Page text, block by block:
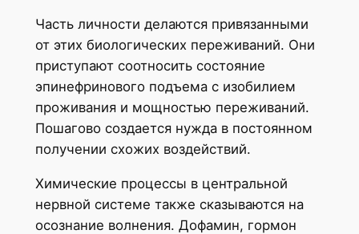
Часть личности делаются привязанными
от этих биологических переживаний. Они
приступают соотносить состояние
эпинефринового подъема с изобилием
проживания и мощностью переживаний.
Пошагово создается нужда в постоянном
получении схожих воздействий.
Химические процессы в центральной
нервной системе также сказываются на
осознание волнения. Дофамин, гормон